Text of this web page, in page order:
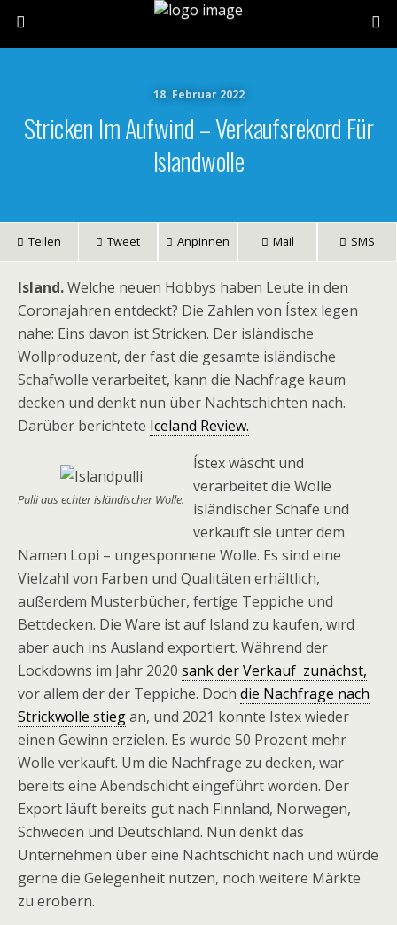
18. Februar 2022
Stricken Im Aufwind – Verkaufsrekord Für
Islandwolle
Teilen Tweet Anpinnen Mail SMS
Island.Welche neuen Hobbys haben Leute in den
Coronajahren entdeckt? Die Zahlen von Ístex legen
nahe: Eins davon ist Stricken. Der isländische
Wollproduzent, der fast die gesamte isländische
Schafwolle verarbeitet, kann die Nachfrage kaum
decken und denkt nun über Nachtschichten nach.
Darüber berichtete Iceland Review.
Pulli aus echter isländischer Wolle.
Ístex wäscht und
verarbeitet die Wolle
isländischer Schafe und
verkauft sie unter dem
Namen Lopi – ungesponnene Wolle. Es sind eine
Vielzahl von Farben und Qualitäten erhältlich,
außerdem Musterbücher, fertige Teppiche und
Bettdecken. Die Ware ist auf Island zu kaufen, wird
aber auch ins Ausland exportiert. Während der
Lockdowns im Jahr 2020 sank der Verkauf zunächst,
vor allem der der Teppiche. Doch die Nachfrage nach
Strickwolle stiegan, und 2021 konnte Istex wieder
einen Gewinn erzielen. Es wurde 50 Prozent mehr
Wolle verkauft. Um die Nachfrage zu decken, war
bereits eine Abendschicht eingeführt worden. Der
Export läuft bereits gut nach Finnland, Norwegen,
Schweden und Deutschland. Nun denkt das
Unternehmen über eine Nachtschicht nach und würde
gerne die Gelegenheit nutzen, noch weitere Märkte
zu erobern.